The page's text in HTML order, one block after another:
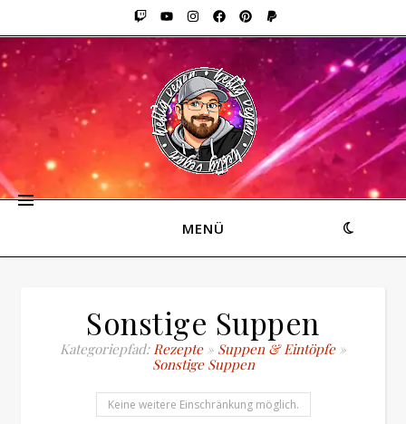
MENÜ
Sonstige Suppen
Kategoriepfad:Rezepte» Suppen & Eintöpfe»
Sonstige Suppen
Keine weitere Einschränkung möglich.